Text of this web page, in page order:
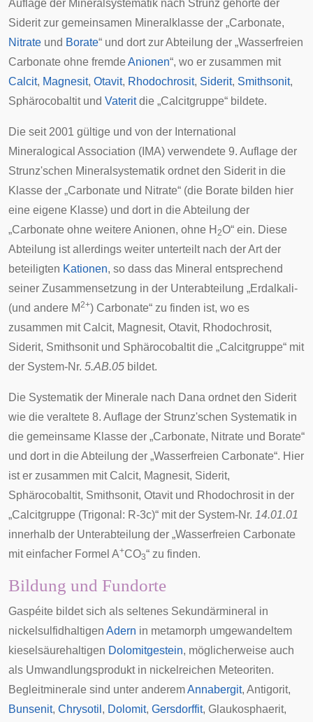
Auflage der Mineralsystematik nach Strunz gehörte der
Siderit zur gemeinsamen Mineralklasse der „Carbonate,
Nitrate und Borate“ und dort zur Abteilung der „Wasserfreien
Carbonate ohne fremde Anionen“, wo er zusammen mit
Calcit, Magnesit, Otavit, Rhodochrosit, Siderit, Smithsonit,
Sphärocobaltitund Vateritdie „Calcitgruppe“ bildete.
Die seit 2001 gültige und von der International
Mineralogical Association (IMA) verwendete 9. Auflage der
Strunz'schen Mineralsystematik ordnet den Siderit in die
Klasse der „Carbonate und Nitrate“ (die Borate bilden hier
eine eigene Klasse) und dort in die Abteilung der
„Carbonate ohne weitere Anionen, ohne H 2O“ ein. Diese
Abteilung ist allerdings weiter unterteilt nach der Art der
beteiligten Kationen, so dass das Mineral entsprechend
seiner Zusammensetzung in der Unterabteilung „Erdalkali-
(und andere M2+) Carbonate“ zu finden ist, wo es
zusammen mit Calcit, Magnesit, Otavit, Rhodochrosit,
Siderit, Smithsonit und Sphärocobaltit die „Calcitgruppe“ mit
der System-Nr. 5.AB.05 bildet.
Die Systematik der Minerale nach Dana ordnet den Siderit
wie die veraltete 8. Auflage der Strunz'schen Systematik in
die gemeinsame Klasse der „Carbonate, Nitrate und Borate“
und dort in die Abteilung der „Wasserfreien Carbonate“. Hier
ist er zusammen mit Calcit, Magnesit, Siderit,
Sphärocobaltit, Smithsonit, Otavit und Rhodochrosit in der
„Calcitgruppe (Trigonal: R-3c)“ mit der System-Nr. 14.01.01
innerhalb der Unterabteilung der „Wasserfreien Carbonate
mit einfacher Formel A+CO3“ zu finden.
Bildung und Fundorte
Gaspéite bildet sich als seltenes Sekundärmineral in
nickelsulfidhaltigen Adern in metamorph umgewandeltem
kieselsäurehaltigen Dolomitgestein, möglicherweise auch
als Umwandlungsprodukt in nickelreichen Meteoriten.
Begleitminerale sind unter anderemAnnabergit, Antigorit,
Bunsenit, Chrysotil , Dolomit, Gersdorffit, Glaukosphaerit,